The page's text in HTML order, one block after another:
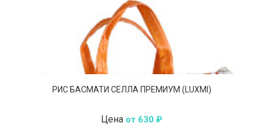
РИС БАСМАТИ СЕЛЛА ПРЕМИУМ (LUXMI)
Цена от 630 ₽